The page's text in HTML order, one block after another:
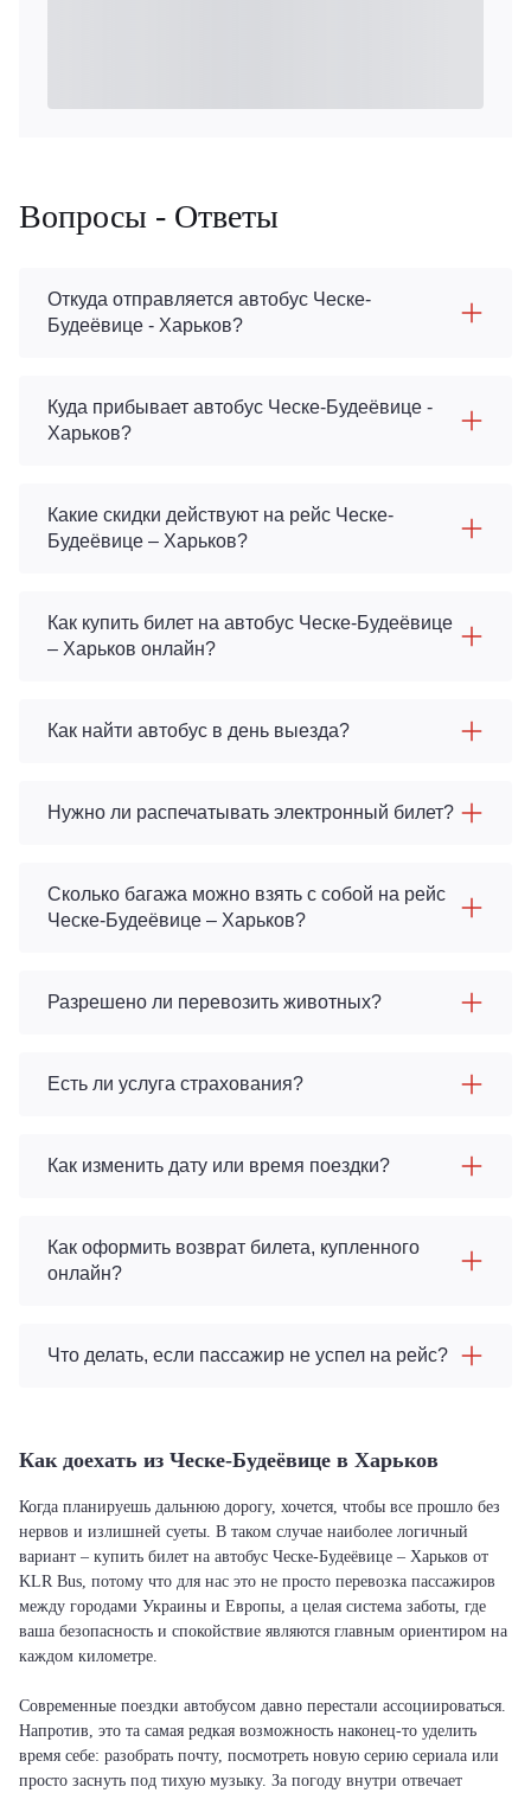
Вопросы - Ответы
Откуда отправляется автобус Ческе-
Будеёвице - Харьков?
Куда прибывает автобус Ческе-Будеёвице -
Харьков?
Какие скидки действуют на рейс Ческе-
Будеёвице – Харьков?
Как купить билет на автобус Ческе-Будеёвице
– Харьков онлайн?
Как найти автобус в день выезда?
Нужно ли распечатывать электронный билет?
Сколько багажа можно взять с собой на рейс
Ческе-Будеёвице – Харьков?
Разрешено ли перевозить животных?
Есть ли услуга страхования?
Как изменить дату или время поездки?
Как оформить возврат билета, купленного
онлайн?
Что делать, если пассажир не успел на рейс?
Как доехать из Ческе-Будеёвице в Харьков
Когда планируешь дальнюю дорогу, хочется, чтобы все прошло без
нервов и излишней суеты. В таком случае наиболее логичный
вариант – купить билет на автобус Ческе-Будеёвице – Харьков от
KLR Bus, потому что для нас это не просто перевозка пассажиров
между городами Украины и Европы, а целая система заботы, где
ваша безопасность и спокойствие являются главным ориентиром на
каждом километре.
Современные поездки автобусом давно перестали ассоциироваться.
Напротив, это та самая редкая возможность наконец-то уделить
время себе: разобрать почту, посмотреть новую серию сериала или
просто заснуть под тихую музыку. За погоду внутри отвечает